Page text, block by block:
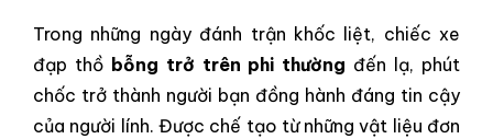
Trong những ngày đánh trận khốc liệt, chiếc xe
đạp thồbỗng trở trên phi thường đến lạ, phút
chốc trở thành người bạn đồng hành đáng tin cậy
của người lính. Được chế tạo từ những vật liệu đơn